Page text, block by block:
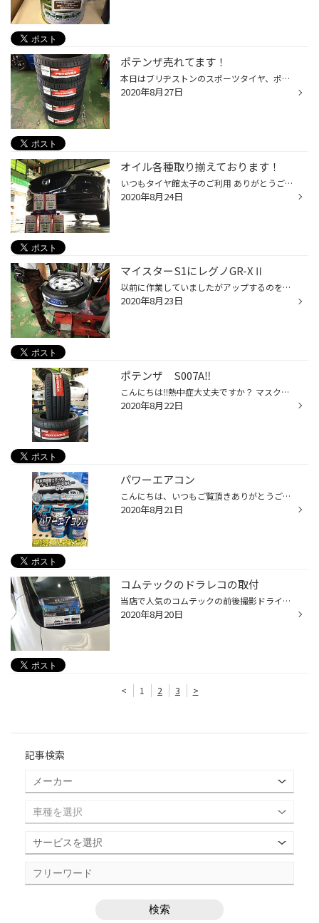
ポテンザ売れてます！
本日はブリヂストンのスポーツタイヤ、ポテンザです。 ポルシェ、フェラーリ、アストンマーチン、メルセデスベンツ、 BMW、アウディなど、数々の世界的ハイパフォーマンスカーの 標準タイヤとして装着されています。 実は結構売れてます。
2020年8月27日
オイル各種取り揃えております！
いつもタイヤ館太子のご利用 ありがとうございます スタッフのきむらです(⌒▽⌒) 今日はNUTECのインターセプターZZ01！ 当店オススメのオイルです！ 是非試してみませんか？
2020年8月24日
マイスターS1にレグノGR-XⅡ
以前に作業していましたがアップするのを忘れていましたのでご紹介いたします。 昔から人気の『WORK マイスターS1』に ブリヂストン『REGNO GR-XⅡ』をお買い上げ頂きました。 鍛造アルミホイールに快適な乗り味のタイヤの組み合わせでドライブが楽しみですね。 もちろんですがアライメント調整も行...
2020年8月23日
ポテンザ S007A‼️
こんにちは‼️熱中症大丈夫ですか？ マスクを付けてると喉の渇きが鈍る？らしいので 細かい水分補給で熱中症対策して下さいね(*^ω^*) 朝イチからインプレッサにポテンザ S007A の 取り付け作業がありました(´∀｀=) ご存知の方も多いかと多いかと思いますが、 BRIDGESTONEのプレミアムタイヤでござい...
2020年8月22日
パワーエアコン
こんにちは、いつもご覧頂きありがとうございます(^^♪ 本日ご紹介するのは、エアコンを一番涼しくして30℃までしか下がらなかったお車に こちらを使ったら・・・ 何と！最大21℃まで下がりました！！ かなり効果が出ましたね！！ 最近涼しい風が来にくくなったなとお思いの方は 是非一度おためしあれ...
2020年8月21日
コムテックのドラレコの取付
当店で人気のコムテックの前後撮影ドライブレコーダーを取付しました。 今回は人気の前後モデルの中でも日本製の『ZDR025』をお買い上げいただきました。 全モデルより一回りコンパクトになりシンプルですが非常に優れモノです。 リアカメラもコンパクトになり視界を妨げません。 フォーマットも不...
2020年8月20日
< 1 2 3 >
記事検索